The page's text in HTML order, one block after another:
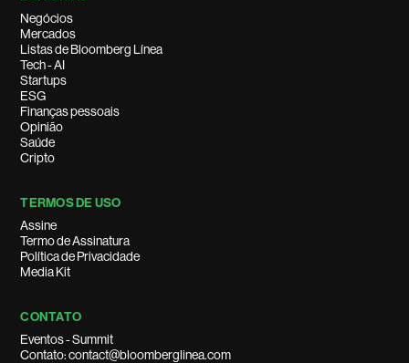
Negócios
Mercados
Listas de Bloomberg Línea
Tech - AI
Startups
ESG
Finanças pessoais
Opinião
Saúde
Cripto
TERMOS DE USO
Assine
Termo de Assinatura
Política de Privacidade
Media Kit
CONTATO
Eventos - Summit
Contato: contact@bloomberglinea.com